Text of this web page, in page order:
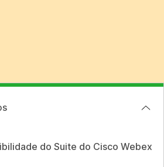
do Suite do Cisco Webex